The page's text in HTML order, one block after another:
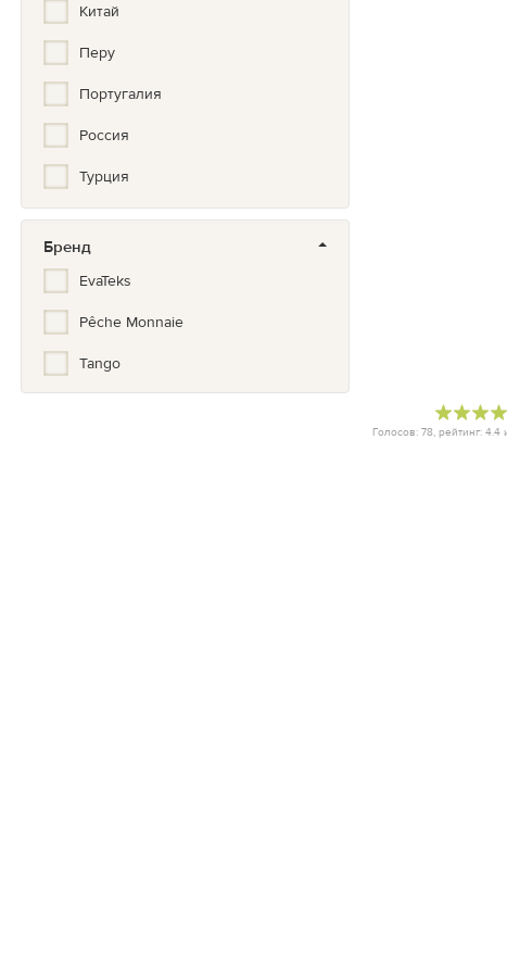
Китай
Перу
Португалия
Россия
Турция
Туркмения
Франция
Бренд
EvaTeks
Pêche Monnaie
Tango
Голосов: 78, рейтинг: 4.4